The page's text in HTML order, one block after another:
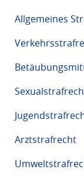
Allgemeines
Arztstrafrecht